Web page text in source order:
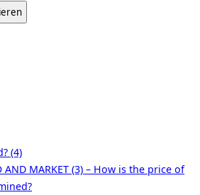
(4)
AND MARKET (3) – How is the price of